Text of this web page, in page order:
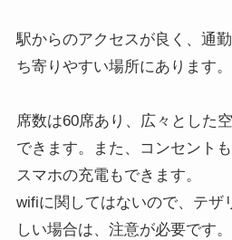
駅からのアクセスが良く、通
ち寄りやすい場所にあります。
席数は60席あり、広々とした
できます。また、コンセント
スマホの充電もできます。
wifiに関してはないので、テザ
しい場合は、注意が必要です。